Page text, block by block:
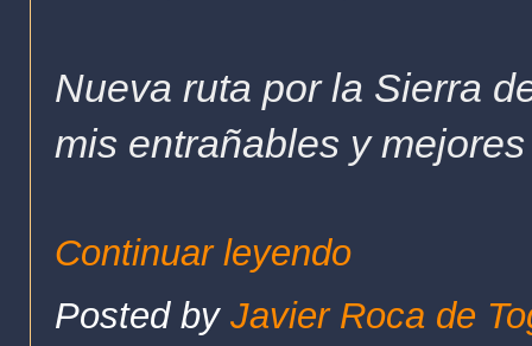
Nueva ruta por la Sierra
mis entrañables y
Continuar leyendo
Posted by Javier Roca de